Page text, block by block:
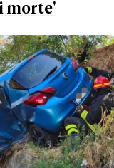
morte'